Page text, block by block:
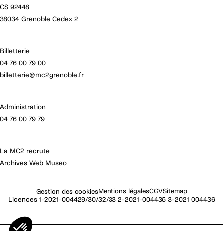
Guillaume Troublé, Léon Bony, Matthieu Bony
Stagiaire costumes
Cécilia Bouchez
Eugénie Delorme, Prisca Razafindrakoto
Jean Lynch Couturières Décor Solange Comiti, Deborah
Tuil
Gilles Maron
CS 92448
38034 Grenoble Cedex 2
Billetterie
04 76 00 79 00
billetterie@mc2grenoble.fr
Administration
04 76 00 79 79
La MC2 recrute
Archives Web Museo
Gestion des cookiesMentions légalesCGVSitemap
Licences 1-2021-004429/30/32/33 2-2021-004435 3-2021 004436